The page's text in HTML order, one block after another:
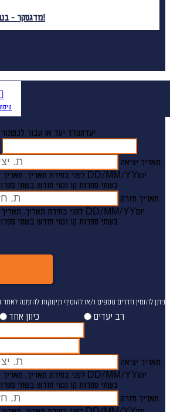
מדגסקר - בטיסות ישירות!
יעדהקלד יעד או עבור
תאריך יציאה
לפני בחירת תאריך, תאריך DD/MM/YYיום
בשתי ספרות קו נטוי חודש בשתי
תאריך חזרה
לפני בחירת תאריך, DD/MM/YYיום
בשתי ספרות קו נטוי חודש בשתי
כיוון אחד רב יעדים
תאריך יציאה
לפני בחירת תאריך, תאריך DD/MM/YYיום
בשתי ספרות קו נטוי חודש בשתי
תאריך חזרה